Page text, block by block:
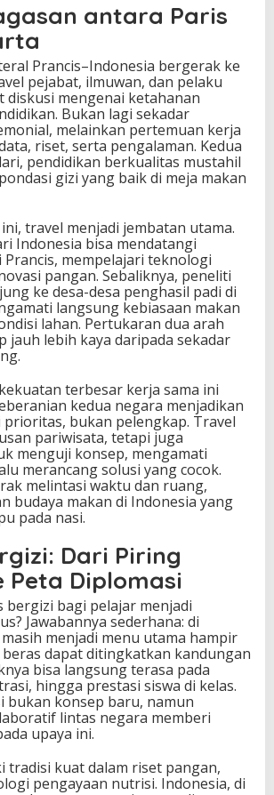
antara Paris
Prancis–Indonesia bergerak ke
pejabat, ilmuwan, dan pelaku
diskusi mengenai ketahanan
Bukan lagi sekadar
melainkan pertemuan kerja
riset, serta pengalaman. Kedua
pendidikan berkualitas mustahil
gizi yang baik di meja makan
travel menjadi jembatan utama.
Indonesia bisa mendatangi
mempelajari teknologi
pangan. Sebaliknya, peneliti
ke desa-desa penghasil padi di
langsung kebiasaan makan
lahan. Pertukaran dua arah
jauh lebih kaya daripada sekadar
terbesar kerja sama ini
kedua negara menjadikan
prioritas, bukan pelengkap. Travel
pariwisata, tetapi juga
menguji konsep, mengamati
merancang solusi yang cocok.
melintasi waktu dan ruang,
budaya makan di Indonesia yang
pada nasi.
Dari Piring
Peta Diplomasi
bergizi bagi pelajar menjadi
Jawabannya sederhana: di
menjadi menu utama hampir
beras dapat ditingkatkan kandungan
bisa langsung terasa pada
hingga prestasi siswa di kelas.
bukan konsep baru, namun
lintas negara memberi
upaya ini.
tradisi kuat dalam riset pangan,
pengayaan nutrisi. Indonesia, di